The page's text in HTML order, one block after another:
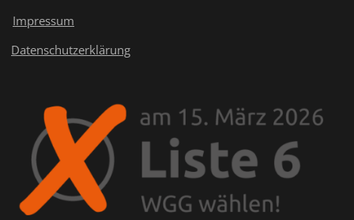
Impressum
Datenschutzerklärung